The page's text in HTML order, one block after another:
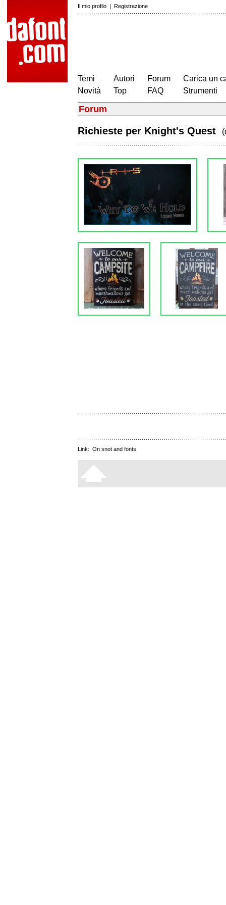
Il mio profilo | Registrazione
Temi
Novità
Autori
Top
Forum
FAQ
Carica un
Strumenti
Forum
Richieste per Knight's Quest
Link: On snot and fonts